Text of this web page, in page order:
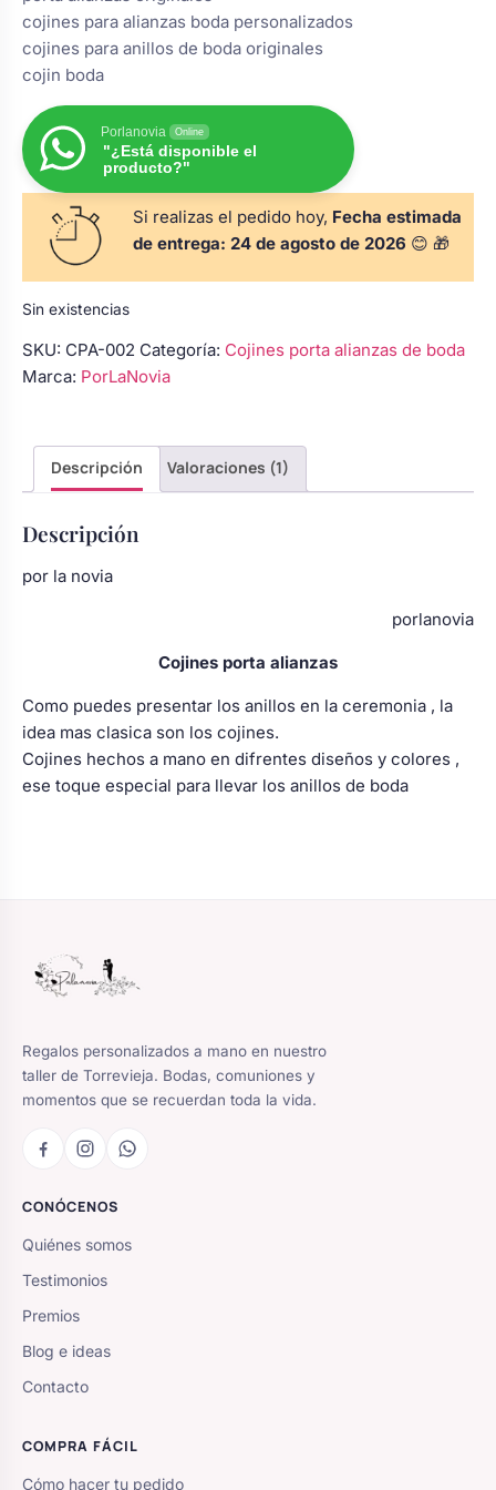
para arras
alianzas
porta alianzas
de boda
y pala tarta
Perchas de comunión
personalizadas
Rasca y Gana para Comunión:
Sorpresas y Diversión
Detalles de comunión para invitados
Bolsos personalizados
Neceseres personalizados
Otros regalos
Ver todo
cojines para alianzas boda personalizados
cojines para anillos de boda originales
cojin boda
Porlanovia Online
"¿Está disponible el
producto?"
Si realizas el pedido hoy, Fecha estimada
de entrega: 24 de agosto de 2026 😊 🎁
Sin existencias
SKU: CPA-002 Categoría: Cojines porta alianzas de boda
Marca: PorLaNovia
Descripción Valoraciones (1)
Descripción
por la novia
porlanovia
Cojines porta alianzas
Como puedes presentar los anillos en la ceremonia , la
idea mas clasica son los cojines.
Cojines hechos a mano en difrentes diseños y colores ,
ese toque especial para llevar los anillos de boda
Regalos personalizados a mano en nuestro
taller de Torrevieja. Bodas, comuniones y
momentos que se recuerdan toda la vida.
CONÓCENOS
Quiénes somos
Testimonios
Premios
Blog e ideas
Contacto
COMPRA FÁCIL
Cómo hacer tu pedido